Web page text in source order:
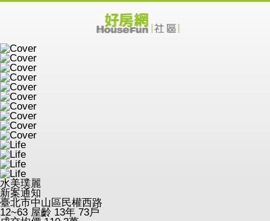
水美璞麗
新案通知
臺北市中山區民權西路
12~63 屋齡 13年 73戶